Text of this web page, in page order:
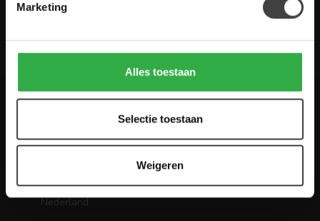
Marketing
Alles toestaan
Selectie toestaan
Weigeren
Houten Meubel Outlet
De Woon Winkel
Mooi wonen betaalbaar maken!
1731 LS Winkel
Nederland